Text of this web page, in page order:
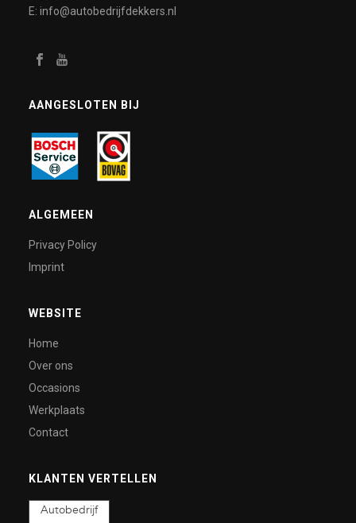
E: info@autobedrijfdekkers.nl
AANGESLOTEN BIJ
ALGEMEEN
Privacy Policy
Imprint
WEBSITE
Home
Over ons
Occasions
Werkplaats
Contact
KLANTEN VERTELLEN
Autobedrijf